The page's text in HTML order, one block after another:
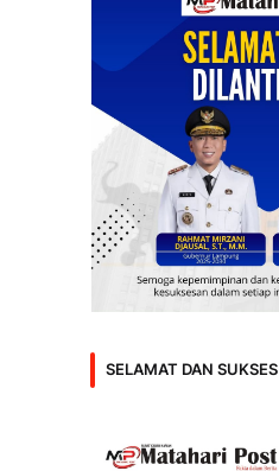
SELAMAT DAN SUKSES